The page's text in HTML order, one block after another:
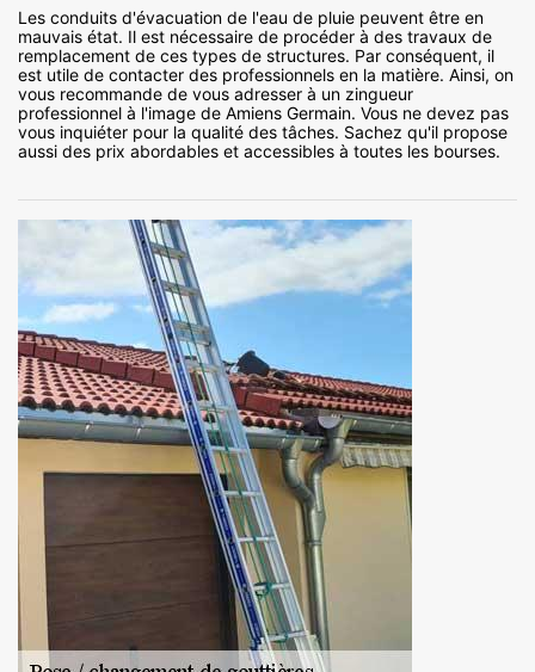
Les conduits d'évacuation de l'eau de pluie peuvent être en
mauvais état. Il est nécessaire de procéder à des travaux de
remplacement de ces types de structures. Par conséquent, il
est utile de contacter des professionnels en la matière. Ainsi, on
vous recommande de vous adresser à un zingueur
professionnel à l'image de Amiens Germain. Vous ne devez pas
vous inquiéter pour la qualité des tâches. Sachez qu'il propose
aussi des prix abordables et accessibles à toutes les bourses.